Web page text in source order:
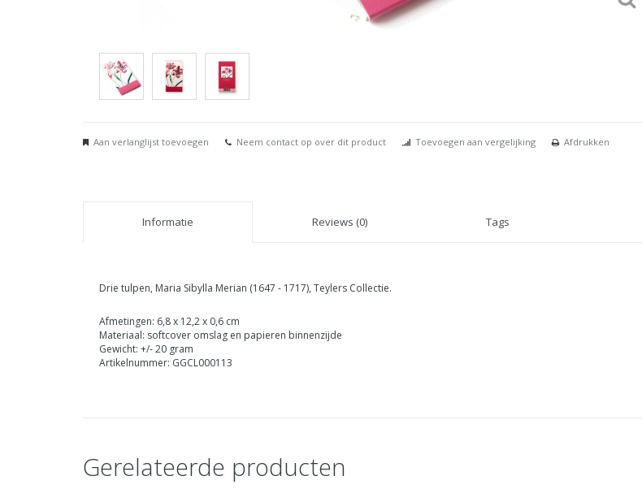
Aan verlanglijst toevoegen Neem contact op over dit product Toevoegen aan vergelijking Afdrukken
Informatie Reviews (0) Tags
Drie tulpen, Maria Sibylla Merian (1647 - 1717), Teylers Collectie.
Afmetingen: 6,8 x 12,2 x 0,6 cm
Materiaal: softcover omslag en papieren binnenzijde
Gewicht: +/- 20 gram
Artikelnummer: GGCL000113
Gerelateerde producten